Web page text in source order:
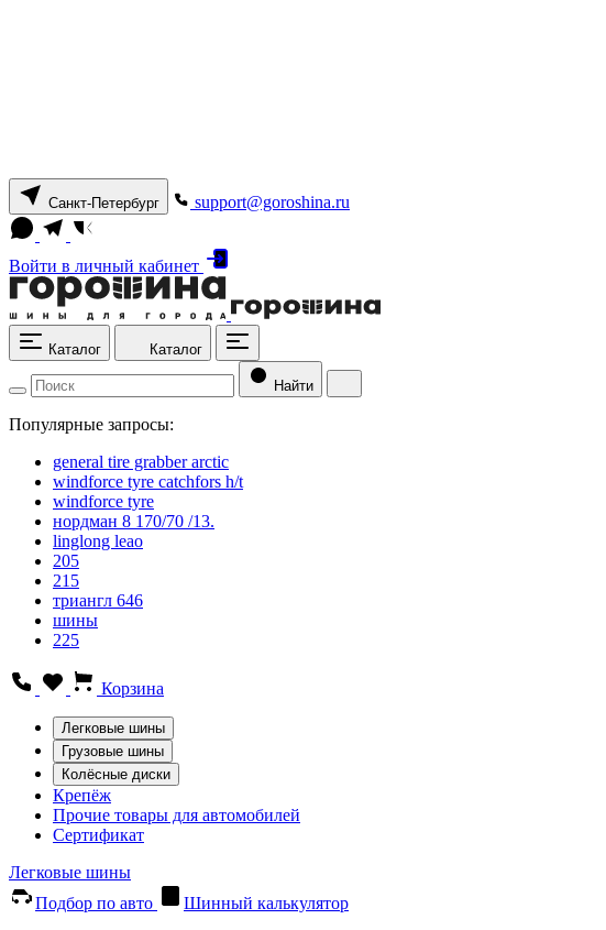
Санкт-Петербург support@goroshina.ru
Войти в личный кабинет
Каталог Каталог
Найти
Популярные запросы:
general tire grabber arctic
windforce tyre catchfors h/t
windforce tyre
нордман 8 170/70 /13.
linglong leao
205
215
триангл 646
шины
225
Корзина
Легковые шины
Грузовые шины
Колёсные диски
Крепёж
Прочие товары для автомобилей
Сертификат
Легковые шины
Подбор по авто
Шинный калькулятор